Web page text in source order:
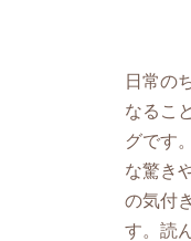
日常の
なるこ
グです
な驚き
の気付
す。読